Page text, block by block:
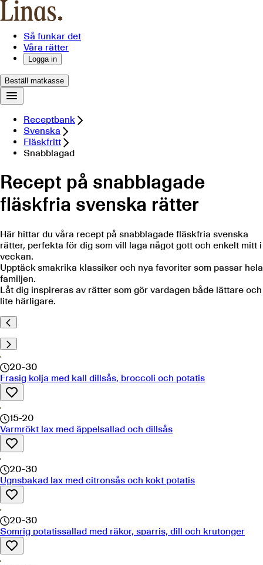
Så funkar det
Våra rätter
Logga in
Beställ matkasse
Receptbank
Svenska
Fläskfritt
Snabblagad
Recept på snabblagade
fläskfria svenska rätter
Här hittar du våra recept på snabblagade fläskfria svenska
rätter, perfekta för dig som vill laga något gott och enkelt mitt i
veckan.
Upptäck smakrika klassiker och nya favoriter som passar hela
familjen.
Låt dig inspireras av rätter som gör vardagen både lättare och
lite härligare.
20-30
Frasig kolja med kall dillsås, broccoli och potatis
15-20
Varmrökt lax med äppelsallad och dillsås
20-30
Ugnsbakad lax med citronsås och kokt potatis
20-30
Somrig potatissallad med räkor, sparris, dill och krutonger